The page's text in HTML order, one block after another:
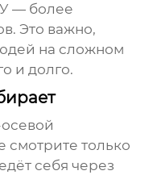
— более
Это важно,
на сложном
и долго.
смотрите только
себя через